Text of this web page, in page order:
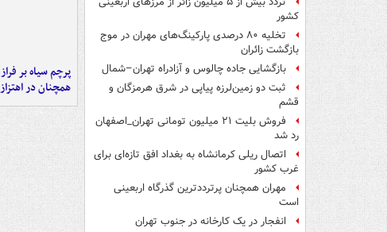
کشور
تخلیه ۸۰ درصدی پارکینگ‌های مهران در موج
بازگشت زائران
بازگشایی جاده چالوس و آزادراه تهران–شمال
ثبت دو زمین‌لرزه پیاپی در شرق هرمزگان و
قشم
فروش بلیت ۲۱ میلیون تومانی تهران_اصفهان
رد شد
اتصال ریلی کرمانشاه به بغداد افق تازه‌ای برای
غرب کشور
مهران همچنان پرترددترین گذرگاه اربعینی
است
انفجار در یک کارخانه در جنوب تهران
پرچم سیاه بر
همچنان در